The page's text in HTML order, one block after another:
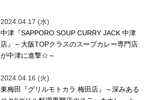
2024.04.17 (水)
中津『SAPPORO SOUP CURRY JACK 中津
店』～大阪TOPクラスのスープカレー専門店
が中津に進撃☆～
2024.04.16 (火)
東梅田『グリルモトカラ 梅田店』～深みある